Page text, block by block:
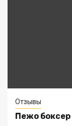
Отзывы
Пежо боксер